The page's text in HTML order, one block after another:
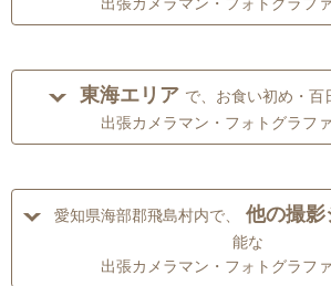
出張カメラマン・フォトグラフ
東海エリア で、お食い初め・百
出張カメラマン・フォトグラフ
愛知県海部郡飛島村内で、 他の撮影
能な
出張カメラマン・フォトグラフ